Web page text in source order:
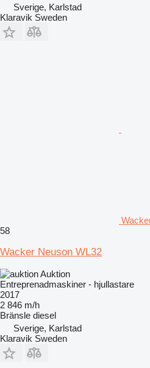
Sverige, Karlstad
Klaravik Sweden
58
Wacker Neuson WL32
Auktion
Entreprenadmaskiner - hjullastare
2017
2 846 m/h
Bränsle diesel
Sverige, Karlstad
Klaravik Sweden